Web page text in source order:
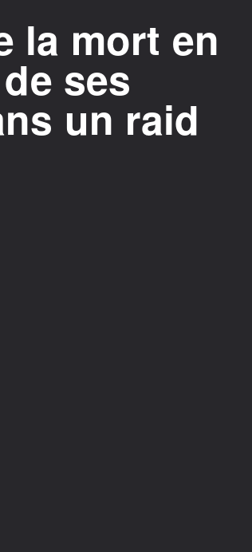
la mort en
ses
un raid